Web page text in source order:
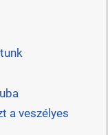
a veszélyes